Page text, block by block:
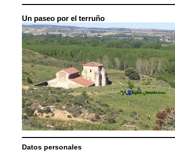
Un paseo por el terruño
Datos personales